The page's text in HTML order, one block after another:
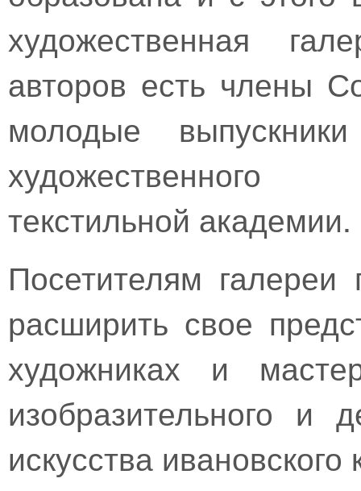
художественная
авторов есть члены
молодые
текстильной академии.
Посетителям галереи
расширить свое
художниках и
изобразительного и
искусства ивановского